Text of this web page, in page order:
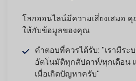
โลกออนไลน์มีความเสี่ยงเสมอ
ให้กับข้อมูลของคุณ
คำตอบที่ควรได้รับ: "เรามีระ
อัตโนมัติทุกสัปดาห์/ทุกเดือน
เมื่อเกิดปัญหาครับ"